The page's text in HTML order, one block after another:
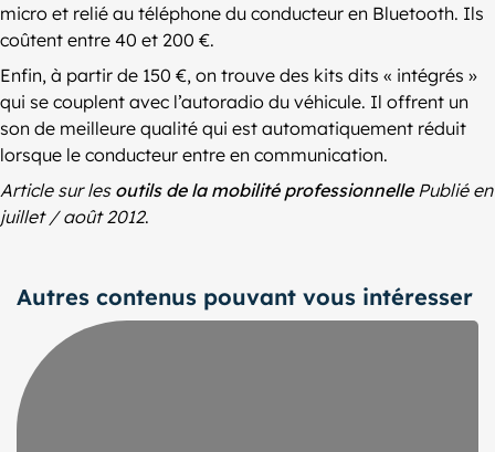
micro et relié au téléphone du conducteur en Bluetooth. Ils
coûtent entre 40 et 200 €.
Enfin, à partir de 150 €, on trouve des kits dits « intégrés »
qui se couplent avec l’autoradio du véhicule. Il offrent un
son de meilleure qualité qui est automatiquement réduit
lorsque le conducteur entre en communication.
Article sur les outils de la mobilité professionnellePublié en
juillet / août 2012.
Autres contenus pouvant vous intéresser